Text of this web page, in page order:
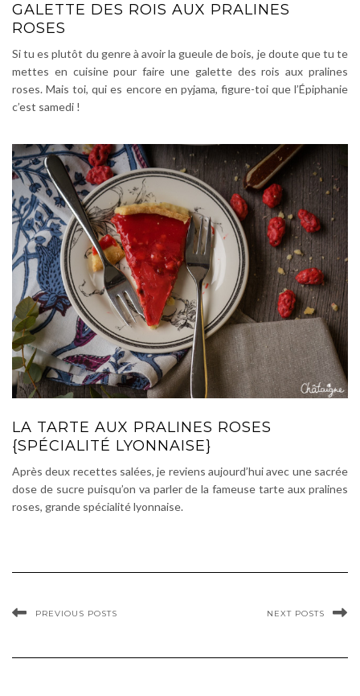
GALETTE DES ROIS AUX PRALINES
ROSES
Si tu es plutôt du genre à avoir la gueule de bois, je doute que tu te
mettes en cuisine pour faire une galette des rois aux pralines
roses. Mais toi, qui es encore en pyjama, figure-toi que l’Épiphanie
c’est samedi !
LA TARTE AUX PRALINES ROSES
{SPÉCIALITÉ LYONNAISE}
Après deux recettes salées, je reviens aujourd’hui avec une sacrée
dose de sucre puisqu’on va parler de la fameuse tarte aux pralines
roses, grande spécialité lyonnaise.
PREVIOUS POSTS NEXT POSTS